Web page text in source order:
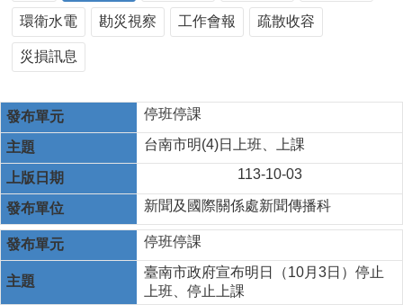
環衛水電 勘災視察 工作會報 疏散收容
災損訊息
停班停課
台南市明(4)日上班、上課
113-10-03
新聞及國際關係處新聞傳播科
停班停課
臺南市政府宣布明日（10月3日）停止
上班、停止上課